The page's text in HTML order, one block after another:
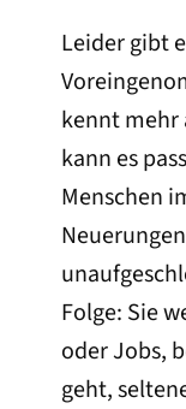
Leider gibt
kennt mehr
kann es
Menschen
Folge: Sie
oder Jobs,
geht,